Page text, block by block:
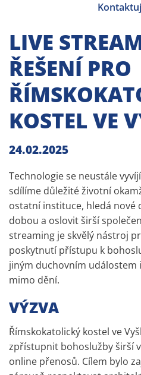
LIVE
ŘEŠENÍ PRO
KOSTEL VE
24.02.2025
Technologie se neustále
sdílíme důležité životní
ostatní instituce, hledá nové
dobou a oslovit širší
streaming je skvělý nástroj
poskytnutí přístupu k
jiným duchovním událostem
mimo dění.
VÝZVA
Římskokatolický kostel ve
zpřístupnit bohoslužby širší
online přenosů. Cílem bylo